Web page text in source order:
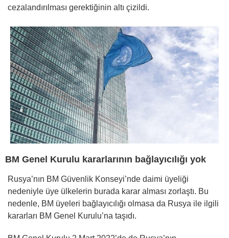
cezalandırılması gerektiğinin altı çizildi.
BM Genel Kurulu kararlarının bağlayıcılığı yok
Rusya’nın BM Güvenlik Konseyi’nde daimi üyeliği
nedeniyle üye ülkelerin burada karar alması zorlaştı. Bu
nedenle, BM üyeleri bağlayıcılığı olmasa da Rusya ile ilgili
kararları BM Genel Kurulu’na taşıdı.